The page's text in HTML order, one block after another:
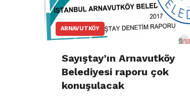
ARNAVUTKÖY
Sayıştay’ın Arnavutköy
Belediyesi raporu çok
konuşulacak